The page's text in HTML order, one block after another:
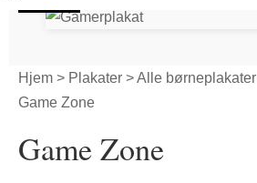
Hjem > Plakater >Alle børneplakater
Game Zone
Game Zone